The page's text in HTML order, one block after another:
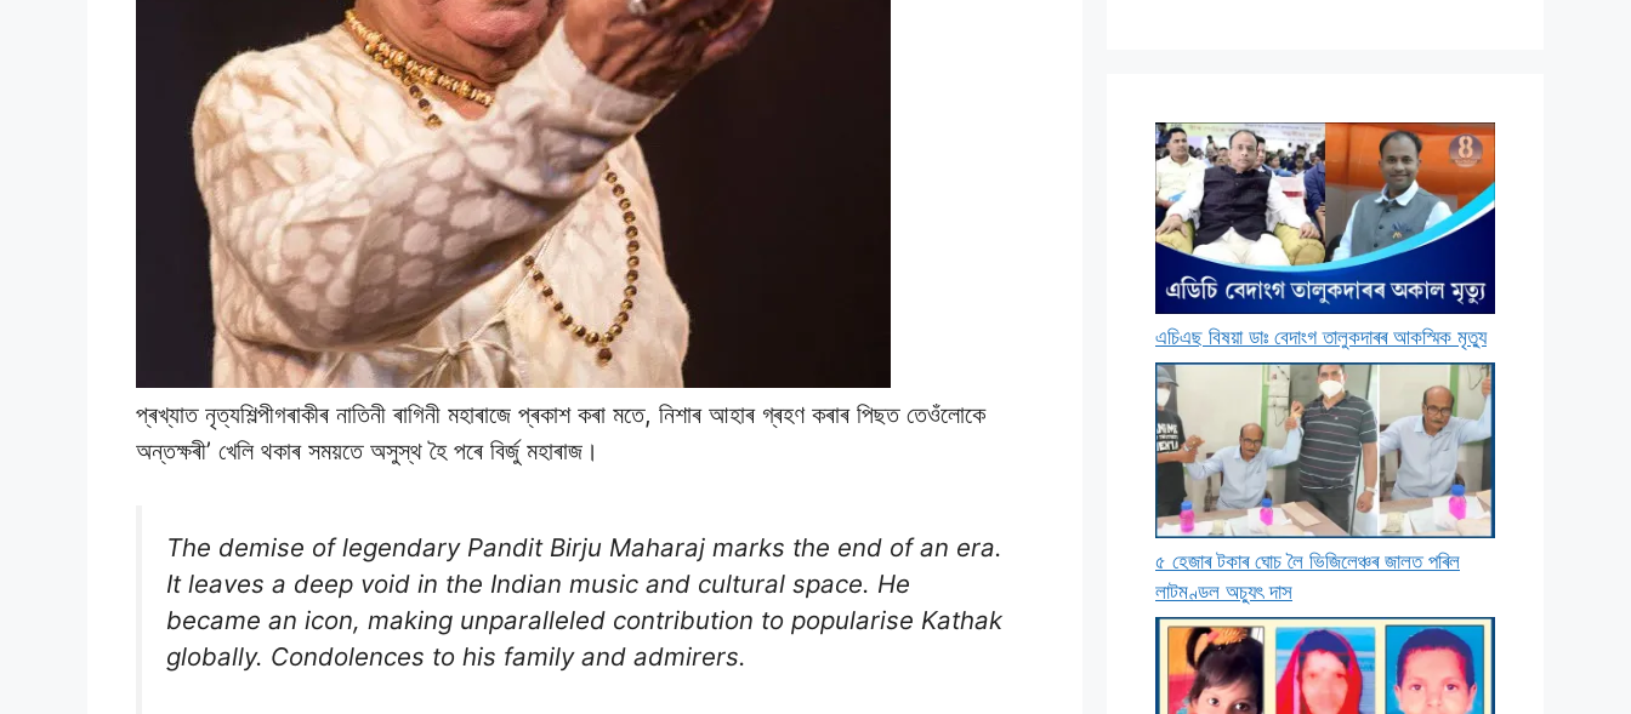
প্ৰখ্যাত নৃত্যশিল্পীগৰাকীৰ নাতিনী ৰাগিনী মহাৰাজে প্ৰকাশ কৰা মতে, নিশাৰ আহাৰ গ্ৰহণ কৰাৰ পিছত তেওঁলোকে
অন্তক্ষৰী’ খেলি থকাৰ সময়তে অসুস্থ হৈ পৰে বিৰ্জু মহাৰাজ।
The demise of legendary Pandit Birju Maharaj marks the end of an era.
It leaves a deep void in the Indian music and cultural space. He
became an icon, making unparalleled contribution to popularise Kathak
globally. Condolences to his family and admirers.
এচিএছ বিষয়া ডাঃ বেদাংগ তালুকদাৰৰ আকস্মিক মৃত্যু
৫ হেজাৰ টকাৰ ঘােচ লৈ ভিজিলেঞ্চৰ জালত পৰিল
লাটমণ্ডল অচ্যুৎ দাস